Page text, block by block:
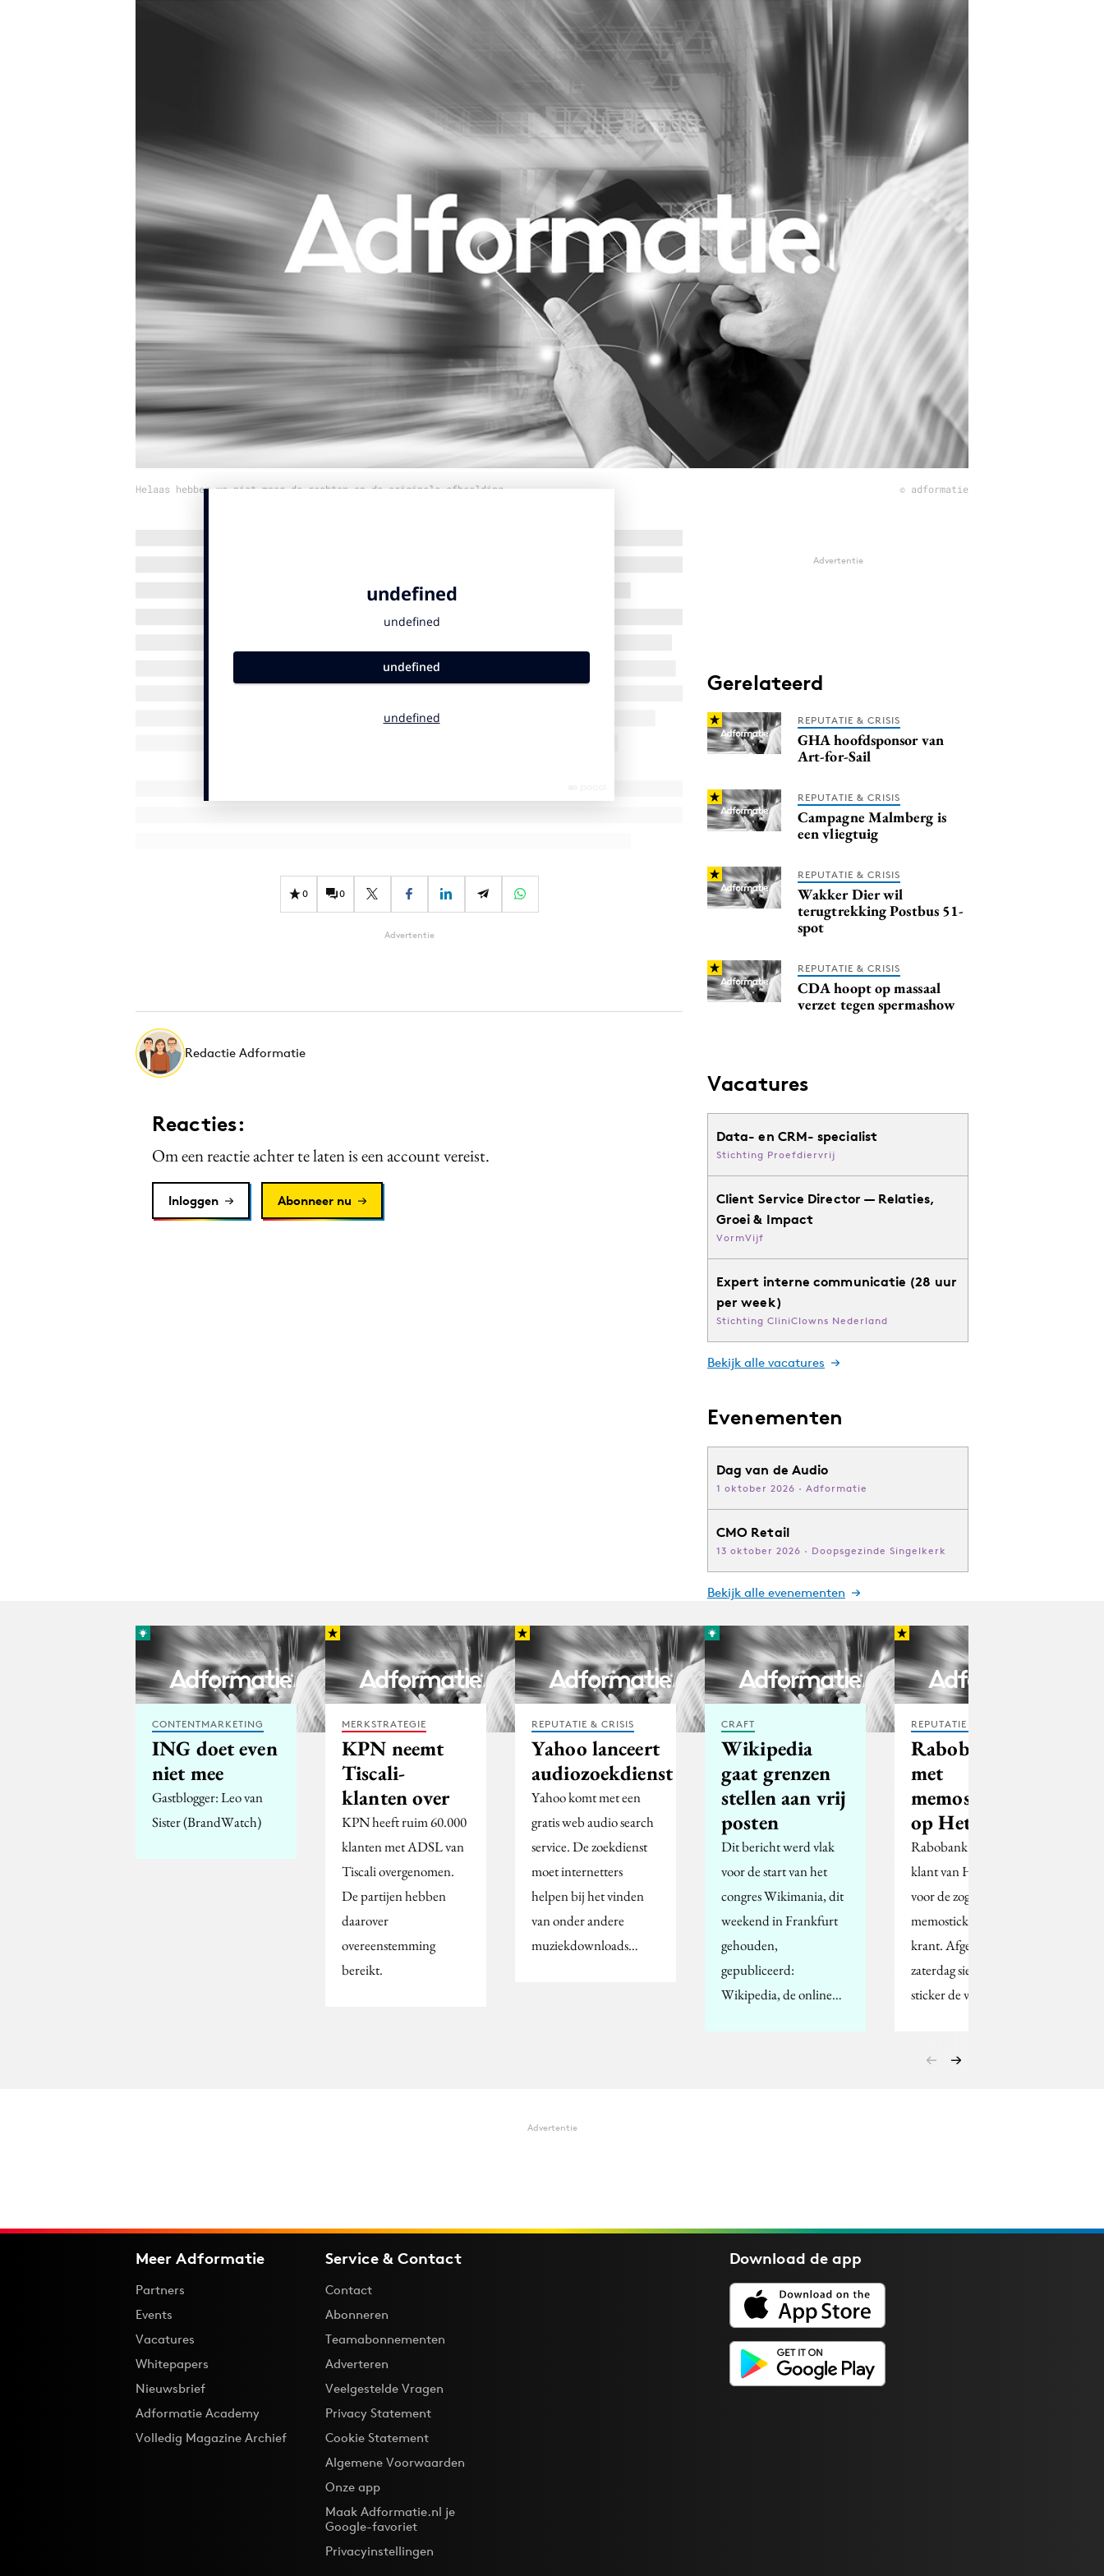
Influencer marketing
Interne communicatie
Purpose Marketing
Reputatie & crisis
Helaas hebben we niet meer de rechten op de originele afbeelding © adformatie
0 0
Advertentie
Redactie Adformatie
Reacties:
Om een reactie achter te laten is een account vereist.
Inloggen Abonneer nu
Advertentie
Gerelateerd
REPUTATIE & CRISIS
GHA hoofdsponsor van
Art-for-Sail
REPUTATIE & CRISIS
Campagne Malmberg is
een vliegtuig
REPUTATIE & CRISIS
Wakker Dier wil
terugtrekking Postbus 51-
spot
REPUTATIE & CRISIS
CDA hoopt op massaal
verzet tegen spermashow
Vacatures
Data- en CRM- specialist
Stichting Proefdiervrij
Client Service Director — Relaties,
Groei & Impact
VormVijf
Expert interne communicatie (28 uur
per week)
Stichting CliniClowns Nederland
Bekijk alle vacatures
Evenementen
Dag van de Audio
1 oktober 2026 · Adformatie
CMO Retail
13 oktober 2026 · Doopsgezinde Singelkerk
Bekijk alle evenementen
CONTENTMARKETING
ING doet even
niet mee
Gastblogger: Leo van
Sister (BrandWatch)
MERKSTRATEGIE
KPN neemt
Tiscali-
klanten over
KPN heeft ruim 60.000
klanten met ADSL van
Tiscali overgenomen.
De partijen hebben
daarover
overeenstemming
bereikt.
REPUTATIE & CRISIS
Yahoo lanceert
audiozoekdienst
Yahoo komt met een
gratis web audio search
service. De zoekdienst
moet internetters
helpen bij het vinden
van onder andere
muziekdownloads…
CRAFT
Wikipedia
gaat grenzen
stellen aan vrij
posten
Dit bericht werd vlak
voor de start van het
congres Wikimania, dit
weekend in Frankfurt
gehouden,
gepubliceerd:
Wikipedia, de online…
REPUTATIE & CRISIS
Rabobank
met
memosticker
op Het Parool
Rabobank is de eerste
klant van Het Parool
voor de zogenaamde
memosticker op de
krant. Afgelopen
zaterdag sierde de
sticker de voorpagina…
Advertentie
Meer Adformatie
Partners
Events
Vacatures
Whitepapers
Nieuwsbrief
Adformatie Academy
Volledig Magazine Archief
Service & Contact
Contact
Abonneren
Teamabonnementen
Adverteren
Veelgestelde Vragen
Privacy Statement
Cookie Statement
Algemene Voorwaarden
Onze app
Maak Adformatie.nl je
Google-favoriet
Privacyinstellingen
Download deapp